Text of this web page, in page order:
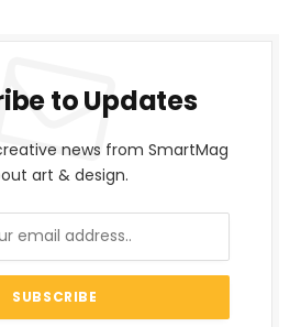
to Updates
news from SmartMag
art & design.